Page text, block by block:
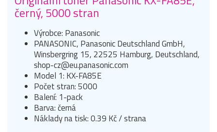
černý, 5000 stran
Výrobce: Panasonic
PANASONIC, Panasonic Deutschland GmbH,
Winsbergring 15, 22525 Hamburg, Deutschland,
shop-cz@eu.panasonic.com
Model 1: KX-FA85E
Počet stran: 5000
Balení: 1-pack
Barva: černá
Náklady na tisk: 0.39 Kč / strana